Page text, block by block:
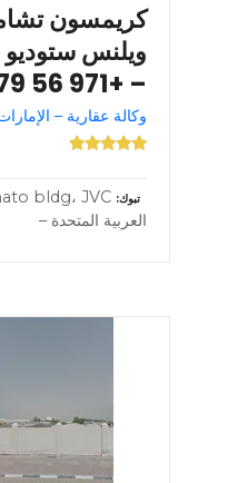
كريمسون
ويلنس
– +971 56 479 9333
وكالة عقارية –
تبوك
العربية المتحدة –